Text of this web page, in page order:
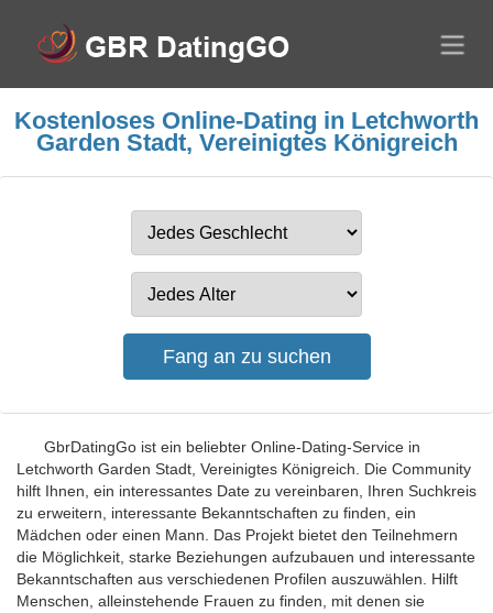
Kostenloses Online-Dating in Letchworth
Garden Stadt, Vereinigtes Königreich
GbrDatingGo ist ein beliebter Online-Dating-Service in
Letchworth Garden Stadt, Vereinigtes Königreich. Die Community
hilft Ihnen, ein interessantes Date zu vereinbaren, Ihren Suchkreis
zu erweitern, interessante Bekanntschaften zu finden, ein
Mädchen oder einen Mann. Das Projekt bietet den Teilnehmern
die Möglichkeit, starke Beziehungen aufzubauen und interessante
Bekanntschaften aus verschiedenen Profilen auszuwählen. Hilft
Menschen, alleinstehende Frauen zu finden, mit denen sie